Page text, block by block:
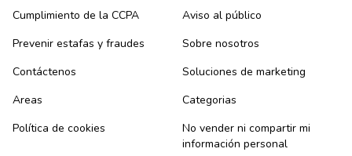
Cumplimiento de la CCPA
Aviso al público
Prevenir estafas y fraudes
Sobre nosotros
Contáctenos
Soluciones de marketing
Areas
Categorias
Política de cookies
No vender ni compartir mi
información personal